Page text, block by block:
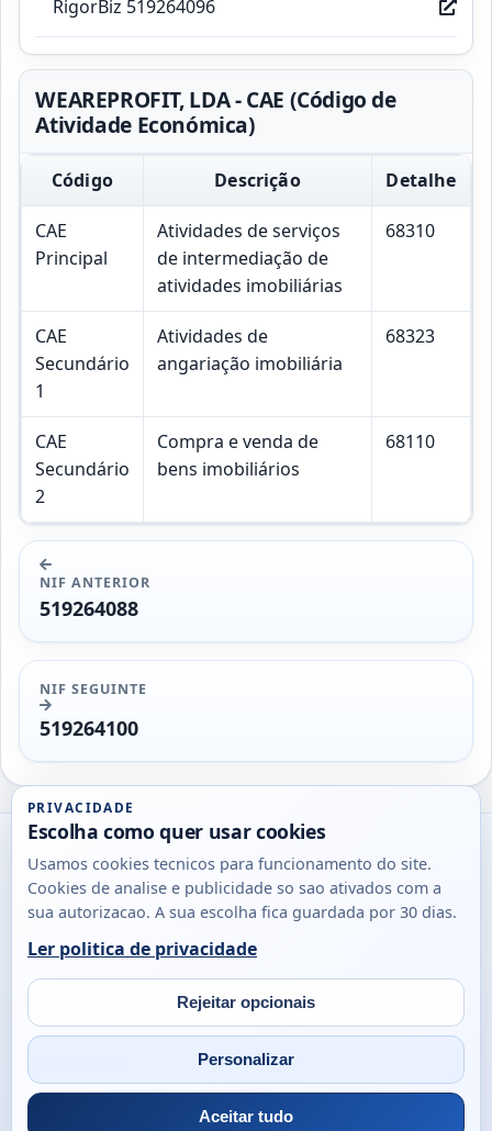
RigorBiz 519264096
WEAREPROFIT, LDA - CAE (Código de
Atividade Económica)
Código Descrição Detalhe
CAE
Principal
Atividades de serviços
de intermediação de
atividades imobiliárias
68310
CAE
Secundário
1
Atividades de
angariação imobiliária
68323
CAE
Secundário
2
Compra e venda de
bens imobiliários
68110
NIF ANTERIOR
519264088
NIF SEGUINTE
519264100
Utils
DB
Consultas
para
cidadaos,
em
SobrePrivacidade
Campos
Email
PRIVACIDADE
Escolha como quer usar cookies
Usamos cookies tecnicos para funcionamento do site.
Cookies de analise e publicidade so sao ativados com a
sua autorizacao. A sua escolha fica guardada por 30 dias.
Ler politica de privacidade
Rejeitar opcionais
Personalizar
Aceitar tudo